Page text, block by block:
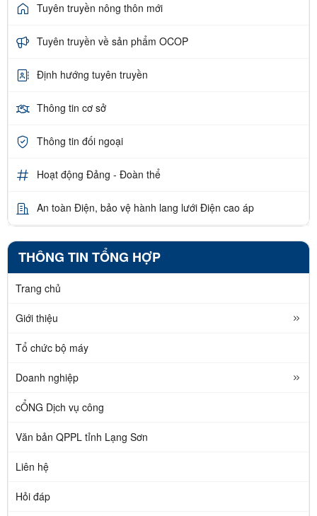
Tuyên truyền nông thôn mới
Tuyên truyền về sản phẩm OCOP
Định hướng tuyên truyền
Thông tin cơ sở
Thông tin đối ngoại
Hoạt động Đảng - Đoàn thể
An toàn Điện, bảo vệ hành lang lưới Điện cao áp
THÔNG TIN TỔNG HỢP
Trang chủ
Giới thiệu
Tổ chức bộ máy
Doanh nghiệp
cỔNG Dịch vụ công
Văn bản QPPL tỉnh Lạng Sơn
Liên hệ
Hỏi đáp